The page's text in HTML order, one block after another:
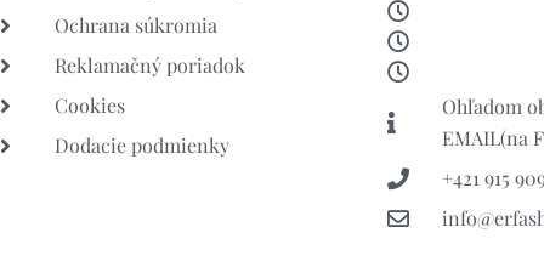
Ochrana súkromia
Reklamačný poriadok
Cookies
Dodacie podmienky
Ohľadom
EMAIL(na
+421 915